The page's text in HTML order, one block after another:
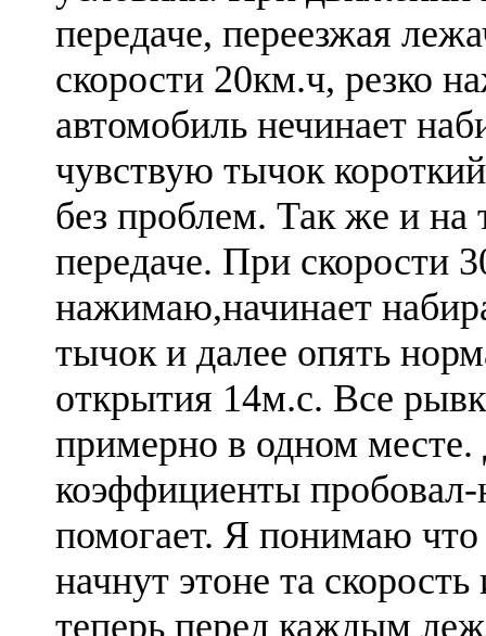
передаче, переезжая
скорости 20км.ч, резко
автомобиль нечинает
чувствую тычок
без проблем. Так же и на
передаче. При скорости
нажимаю,начинает
тычок и далее опять
открытия 14м.с. Все
примерно в одном месте.
коэффициенты
помогает. Я понимаю что
начнут этоне та
теперь перед каждым